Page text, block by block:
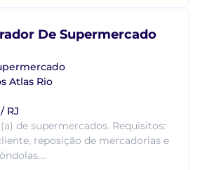
De Supermercado
Atlas Rio
RJ
de supermercados. Requisitos:
reposição de mercadorias e